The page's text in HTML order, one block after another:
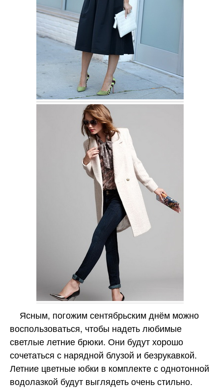
Ясным, погожим сентябрьским днём можно
воспользоваться, чтобы надеть любимые
светлые летние брюки. Они будут хорошо
сочетаться с нарядной блузой и безрукавкой.
Летние цветные юбки в комплекте с однотонной
водолазкой будут выглядеть очень стильно.